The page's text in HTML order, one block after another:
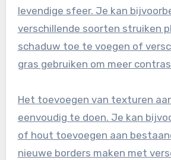
levendige sfeer. Je kan
verschillende soorten struiken
schaduw toe te voegen of
gras gebruiken om meer
Het toevoegen van texturen
eenvoudig te doen. Je kan
of hout toevoegen aan
nieuwe borders maken met